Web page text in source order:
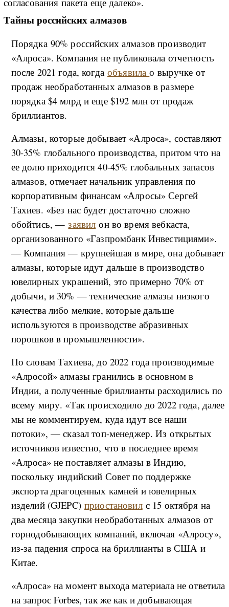
Тайны российских алмазов
Порядка 90% российских алмазов производит
«Алроса». Компания не публиковала отчетность
после 2021 года, когдаобъявилао выручке от
продаж необработанных алмазов в размере
порядка $4 млрд и еще $192 млн от продаж
бриллиантов.
Алмазы, которые добывает «Алроса», составляют
30-35% глобального производства, притом что на
ее долю приходится 40-45% глобальных запасов
алмазов, отмечает начальник управления по
корпоративным финансам «Алросы» Сергей
Тахиев. «Без нас будет достаточно сложно
обойтись, —заявил он во время вебкаста,
организованного «Газпромбанк Инвестициями».
— Компания — крупнейшая в мире, она добывает
алмазы, которые идут дальше в производство
ювелирных украшений, это примерно 70% от
добычи, и 30% — технические алмазы низкого
качества либо мелкие, которые дальше
используются в производстве абразивных
порошков в промышленности».
По словам Тахиева, до 2022 года производимые
«Алросой» алмазы гранились в основном в
Индии, а полученные бриллианты расходились по
всему миру. «Так происходило до 2022 года, далее
мы не комментируем, куда идут все наши
потоки», — сказал топ-менеджер. Из открытых
источников известно, что в последнее время
«Алроса» не поставляет алмазы в Индию,
поскольку индийский Совет по поддержке
экспорта драгоценных камней и ювелирных
изделий (GJEPC)приостановилс 15 октября на
два месяца закупки необработанных алмазов от
горнодобывающих компаний, включая «Алросу»,
из-за падения спроса на бриллианты в США и
Китае.
«Алроса» на момент выхода материала не ответила
на запрос Forbes, так же как и добывающая